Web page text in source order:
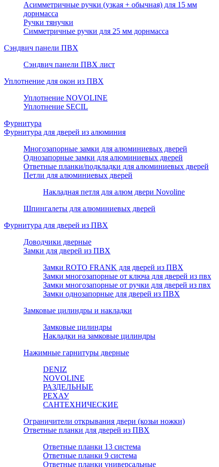
Асимметричные ручки (узкая + обычная) для 15 мм
дорнмасса
Ручки тянучки
Симметричные ручки для 25 мм дорнмасса
Сэндвич панели ПВХ
Сэндвич панели ПВХ лист
Уплотнение для окон из ПВХ
Уплотнение NOVOLINE
Уплотнение SECIL
Фурнитура
Фурнитура для дверей из алюминия
Многозапорные замки для алюминиевых дверей
Однозапорные замки для алюминиевых дверей
Ответные планки/подкладки для алюминиевых дверей
Петли для алюминиевых дверей
Накладная петля для алюм двери Novoline
Шпингалеты для алюминиевых дверей
Фурнитура для дверей из ПВХ
Доводчики дверные
Замки для дверей из ПВХ
Замки ROTO FRANK для дверей из ПВХ
Замки многозапорные от ключа для дверей из пвх
Замки многозапорные от ручки для дверей из пвх
Замки однозапорные для дверей из ПВХ
Замковые цилиндры и накладки
Замковые цилиндры
Накладки на замковые цилиндры
Нажимные гарнитуры дверные
DENIZ
NOVOLINE
РАЗДЕЛЬНЫЕ
РЕХАУ
САНТЕХНИЧЕСКИЕ
Ограничители открывания двери (козьи ножки)
Ответные планки для дверей из ПВХ
Ответные планки 13 система
Ответные планки 9 система
Ответные планки универсальные